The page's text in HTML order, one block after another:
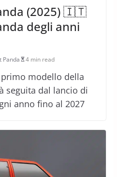
(2025) 🇮🇹
degli anni
Panda 4 min read
primo modello della
seguita dal lancio di
anno fino al 2027